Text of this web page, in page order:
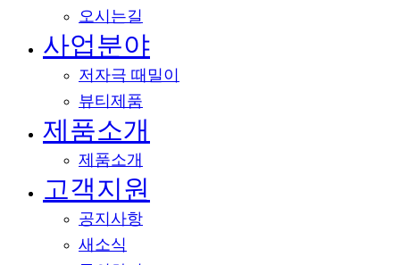
오시는길
사업분야
저자극 때밀이
뷰티제품
제품소개
제품소개
고객지원
공지사항
새소식